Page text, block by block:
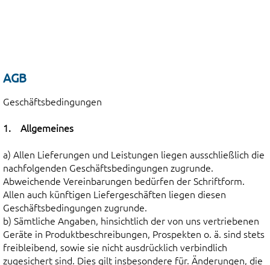
AGB
Geschäftsbedingungen
1. Allgemeines
a) Allen Lieferungen und Leistungen liegen ausschließlich die
nachfolgenden Geschäftsbedingungen zugrunde.
Abweichende Vereinbarungen bedürfen der Schriftform.
Allen auch künftigen Liefergeschäften liegen diesen
Geschäftsbedingungen zugrunde.
b) Sämtliche Angaben, hinsichtlich der von uns vertriebenen
Geräte in Produktbeschreibungen, Prospekten o. ä. sind stets
freibleibend, sowie sie nicht ausdrücklich verbindlich
zugesichert sind. Dies gilt insbesondere für. Änderungen, die